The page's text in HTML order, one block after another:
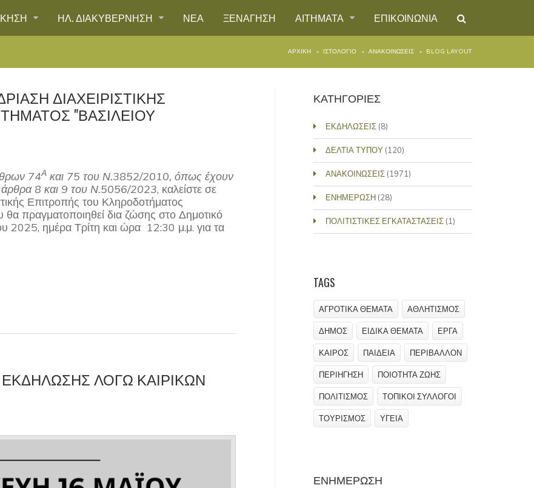
ΗΛ. ΔΙΑΚΥΒΕΡΝΗΣΗ ΝΕΑ ΞΕΝΑΓΗΣΗ ΑΙΤΗΜΑΤΑ ΕΠΙΚΟΙΝΩΝΙΑ
ΑΡΧΙΚΉ ΙΣΤΟΛΌΓΙΟ ΑΝΑΚΟΙΝΩΣΕΙΣ BLOG LAYOUT
ΔΙΑΧΕΙΡΙΣΤΙΚΗΣ
"ΒΑΣΙΛΕΙΟΥ
74Α και 75 του Ν.3852/2010, όπως έχουν
άρθρα 8 και 9 του Ν.5056/2023, καλείστε σε
Επιτροπής του Κληροδοτήματος
πραγματοποιηθεί δια ζώσης στο Δημοτικό
2025, ημέρα Τρίτη και ώρα 12:30 μ.μ. για τα
ΛΌΓΩ ΚΑΙΡΙΚΏΝ
ΚΑΤΗΓΟΡΙΕΣ
ΕΚΔΗΛΩΣΕΙΣ(8)
ΔΕΛΤΙΑ ΤΥΠΟΥ(120)
ΑΝΑΚΟΙΝΩΣΕΙΣ(1971)
ΕΝΗΜΕΡΩΣΗ(28)
ΠΟΛΙΤΙΣΤΙΚΕΣ ΕΓΚΑΤΑΣΤΑΣΕΙΣ(1)
TAGS
ΑΓΡΟΤΙΚΑ ΘΕΜΑΤΑ ΑΘΛΗΤΙΣΜΟΣ
ΔΗΜΟΣ ΕΙΔΙΚΑ ΘΕΜΑΤΑ ΕΡΓΑ
ΚΑΙΡΟΣ ΠΑΙΔΕΙΑ ΠΕΡΙΒΑΛΛΟΝ
ΠΕΡΙΗΓΗΣΗ ΠΟΙΟΤΗΤΑ ΖΩΗΣ
ΠΟΛΙΤΙΣΜΟΣ ΤΟΠΙΚΟΙ ΣΥΛΛΟΓΟΙ
ΤΟΥΡΙΣΜΟΣ ΥΓΕΙΑ
ΕΝΗΜΕΡΩΣΗ